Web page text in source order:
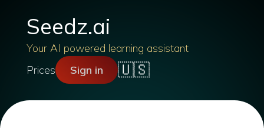
Seedz.ai
Your AI powered learning assistant
Prices
Sign in 🇺🇸